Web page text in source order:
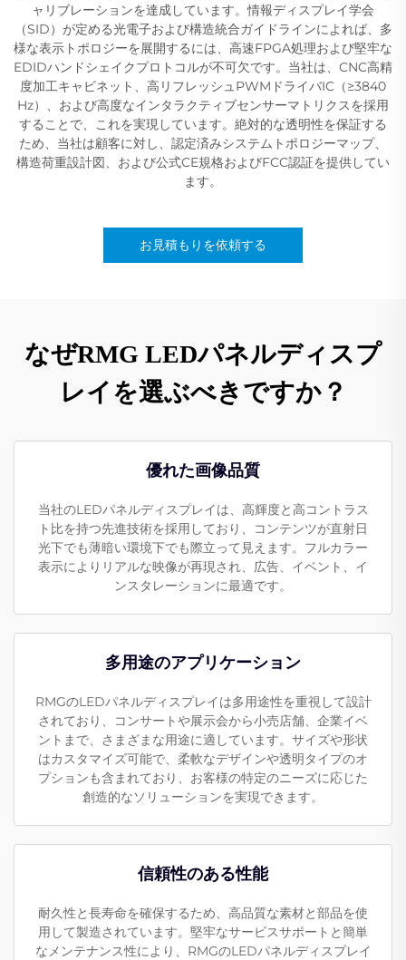
ャリブレーションを達成しています。情報ディスプレイ学会
（SID）が定める光電子および構造統合ガイドラインによれば、多
様な表示トポロジーを展開するには、高速FPGA処理および堅牢な
EDIDハンドシェイクプロトコルが不可欠です。当社は、CNC高精
度加工キャビネット、高リフレッシュPWMドライバIC（≥3840
Hz）、および高度なインタラクティブセンサーマトリクスを採用
することで、これを実現しています。絶対的な透明性を保証する
ため、当社は顧客に対し、認定済みシステムトポロジーマップ、
構造荷重設計図、および公式CE規格およびFCC認証を提供してい
ます。
お見積もりを依頼する
なぜRMG LEDパネルディスプ
レイを選ぶべきですか？
優れた画像品質
当社のLEDパネルディスプレイは、高輝度と高コントラス
ト比を持つ先進技術を採用しており、コンテンツが直射日
光下でも薄暗い環境下でも際立って見えます。フルカラー
表示によりリアルな映像が再現され、広告、イベント、イ
ンスタレーションに最適です。
多用途のアプリケーション
RMGのLEDパネルディスプレイは多用途性を重視して設計
されており、コンサートや展示会から小売店舗、企業イベ
ントまで、さまざまな用途に適しています。サイズや形状
はカスタマイズ可能で、柔軟なデザインや透明タイプのオ
プションも含まれており、お客様の特定のニーズに応じた
創造的なソリューションを実現できます。
信頼性のある性能
耐久性と長寿命を確保するため、高品質な素材と部品を使
用して製造されています。堅牢なサービスサポートと簡単
なメンテナンス性により、RMGのLEDパネルディスプレイ